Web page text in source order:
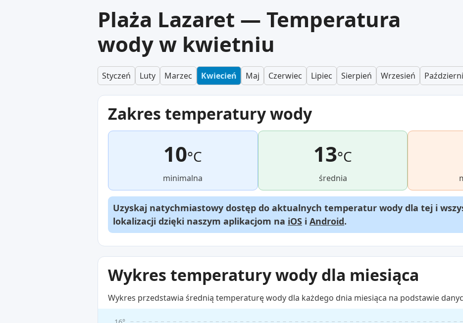
Plaża Lazaret — Temperatura
wody w kwietniu
Styczeń Luty Marzec Kwiecień Maj Czerwiec Lipiec Sierpień Wrzesień
Zakres temperatury wody
10°C
minimalna
13°C
średnia
Uzyskaj natychmiastowy dostęp do aktualnych temperatur wody dla tej i
lokalizacji dzięki naszym aplikacjom na iOS i Android.
Wykres temperatury wody dla miesiąca
Wykres przedstawia średnią temperaturę wody dla każdego dnia miesiąca na podstawie